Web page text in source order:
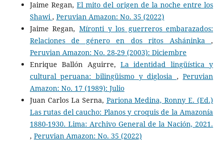
Jaime Regan,El mito del origen de la noche entre los
Shawi, Peruvian Amazon: No. 35 (2022)
Jaime Regan, Míronti y los guerreros embarazados:
Relaciones de género en dos ritos Asháninka,
Peruvian Amazon: No. 28-29 (2003): Diciembre
Enrique Ballón Aguirre, La identidad lingüística y
cultural peruana: bilingüismo y diglosia ,Peruvian
Amazon: No. 17 (1989): Julio
Juan Carlos La Serna, Pariona Medina, Ronny E. (Ed.)
Las rutas del caucho: Planos y croquis de la Amazonía
1880-1930. Lima: Archivo General de la Nación, 2021.
, Peruvian Amazon: No. 35 (2022)